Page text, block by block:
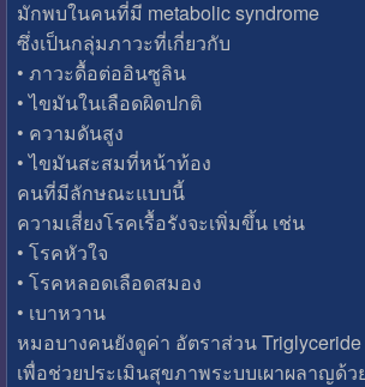
มักพบในคนที่มี metabolic syndrome
ซึ่งเป็นกลุ่มภาวะที่เกี่ยวกับ
• ภาวะดื้อต่ออินซูลิน
• ไขมันในเลือดผิดปกติ
• ความดันสูง
• ไขมันสะสมที่หน้าท้อง
คนที่มีลักษณะแบบนี้
ความเสี่ยงโรคเรื้อรังจะเพิ่มขึ้น เช่น
• โรคหัวใจ
• โรคหลอดเลือดสมอง
• เบาหวาน
หมอบางคนยังดูค่า อัตราส่วน Triglyceride
เพื่อช่วยประเมินสุขภาพระบบเผาผลาญด้ว